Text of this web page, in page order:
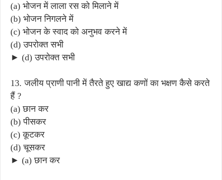
(a) भोजन में लाला रस को मिलाने में
(b) भोजन निगलने में
(c) भोजन के स्वाद को अनुभव करने में
(d) उपरोक्त सभी
► (d) उपरोक्त सभी
13. जलीय प्राणी पानी में तैरते हुए खाद्य कणों का भक्षण कैसे करते
हैं ?
(a) छान कर
(b) पीसकर
(c) कूटकर
(d) चूसकर
► (a) छान कर